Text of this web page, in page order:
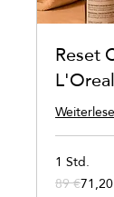
Reset
1 Std.
89
Euro
89 €